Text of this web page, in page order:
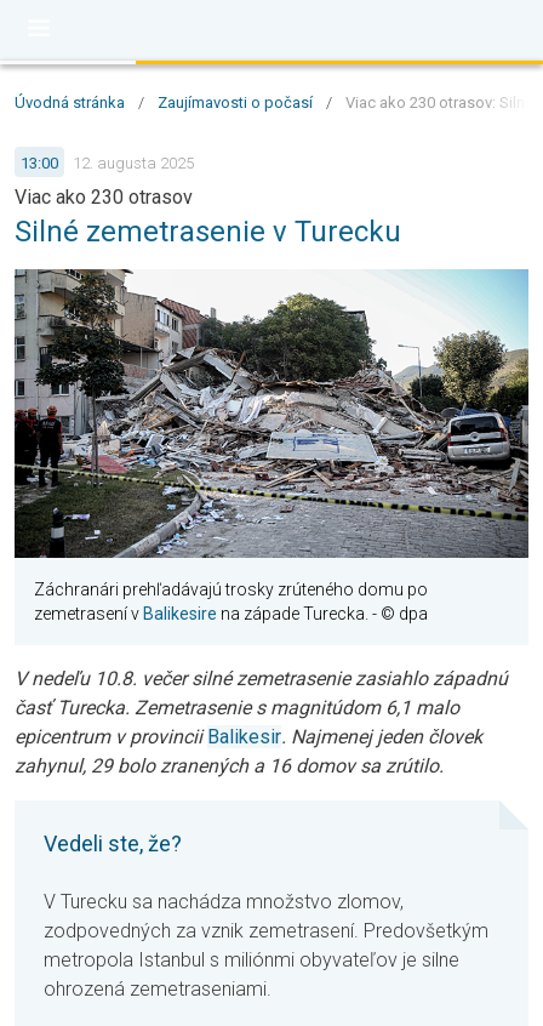
Úvodná stránka / Zaujímavosti o počasí / Viac ako 230 otrasov: Silné
13:00 12. augusta 2025
Viac ako 230 otrasov
Silné zemetrasenie v Turecku
Záchranári prehľadávajú trosky zrúteného domu po
zemetrasení v Balikesire na západe Turecka. - © dpa
V nedeľu 10.8. večer silné zemetrasenie zasiahlo západnú
časť Turecka. Zemetrasenie s magnitúdom 6,1 malo
epicentrum v provincii Balikesir. Najmenej jeden človek
zahynul, 29 bolo zranených a 16 domov sa zrútilo.
Vedeli ste, že?
V Turecku sa nachádza množstvo zlomov,
zodpovedných za vznik zemetrasení. Predovšetkým
metropola Istanbul s miliónmi obyvateľov je silne
ohrozená zemetraseniami.